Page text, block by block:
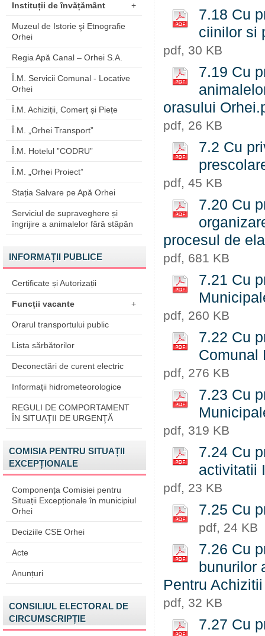
Instituții de învățământ +
Muzeul de Istorie şi Etnografie
Orhei
Regia Apă Canal – Orhei S.A.
Î.M. Servicii Comunal - Locative
Orhei
Î.M. Achiziții, Comerț și Piețe
Î.M. „Orhei Transport”
Î.M. Hotelul ”CODRU”
Î.M. „Orhei Proiect”
Stația Salvare pe Apă Orhei
Serviciul de supraveghere și
îngrijire a animalelor fără stăpân
INFORMAȚII PUBLICE
Certificate și Autorizații
Funcții vacante +
Orarul transportului public
Lista sărbătorilor
Deconectări de curent electric
Informații hidrometeorologice
REGULI DE COMPORTAMENT
ÎN SITUAŢII DE URGENŢĂ
COMISIA PENTRU SITUAȚII
EXCEPȚIONALE
Componența Comisiei pentru
Situații Excepționale în municipiul
Orhei
Deciziile CSE Orhei
Acte
Anunțuri
CONSILIUL ELECTORAL DE
CIRCUMSCRIPȚIE
7.18 Cu
ciinilor si
pdf, 30 KB
7.19 Cu
orasului
pdf, 26 KB
7.2 Cu
pdf, 45 KB
7.20 Cu
procesul de
pdf, 681 KB
7.21 Cu
pdf, 260 KB
7.22 Cu
Comunal
pdf, 276 KB
7.23 Cu
pdf, 319 KB
7.24 Cu
activitatii
pdf, 23 KB
7.25 Cu
pdf, 24 KB
7.26 Cu
bunurilor
Pentru
pdf, 32 KB
7.27 Cu